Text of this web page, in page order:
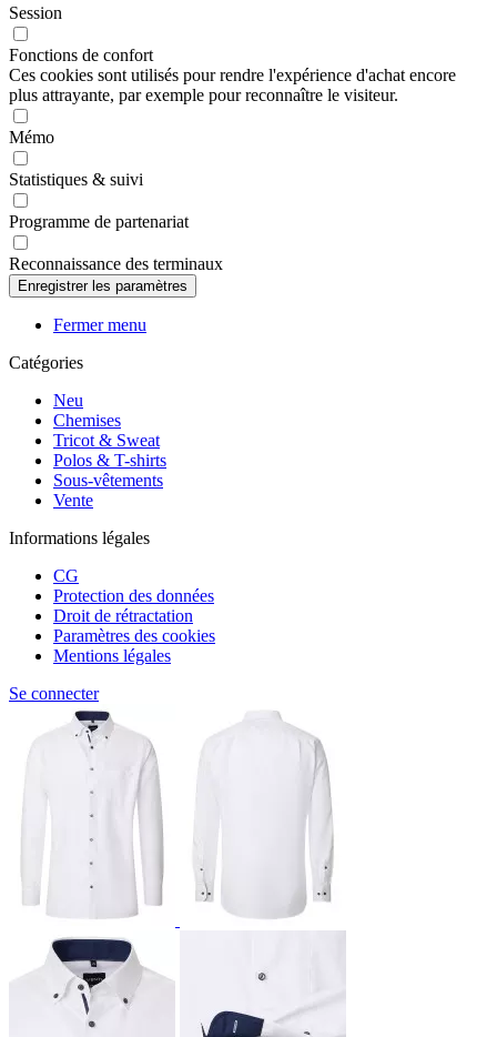
Session
Fonctions de confort
Ces cookies sont utilisés pour rendre l'expérience d'achat encore
plus attrayante, par exemple pour reconnaître le visiteur.
Mémo
Statistiques & suivi
Programme de partenariat
Reconnaissance des terminaux
Fermer menu
Catégories
Neu
Chemises
Tricot & Sweat
Polos & T-shirts
Sous-vêtements
Vente
Informations légales
CG
Protection des données
Droit de rétractation
Paramètres des cookies
Mentions légales
Se connecter